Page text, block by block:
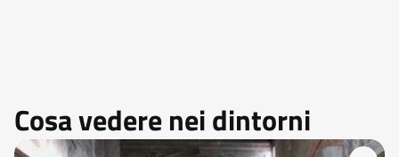
Cosa vedere nei dintorni